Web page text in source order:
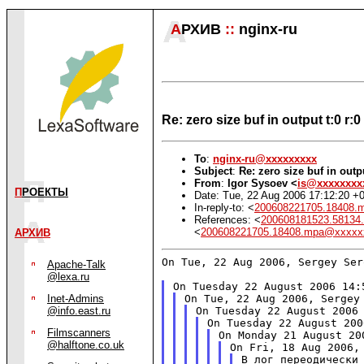
П РОЕКТЫ
АРХИВ
Apache-Talk
@lexa.ru
Inet-Admins
@info.east.ru
Filmscanners
@halftone.co.uk
АРХИВ :: nginx-ru
Re: zero size buf in output t:0 r:0
To: nginx-ru@xxxxxxxxx
Subject: Re: zero size buf in
From: Igor Sysoev <
Date: Tue, 22 Aug 2006 17:12:20
In-reply-to: <
References: <
<
On Tue, 22 Aug 2006, Sergey
В лог